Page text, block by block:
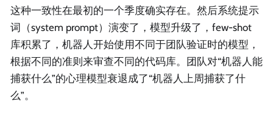
这种一致性在最初的一个季度确实存在。然后系统提示
词（system prompt）演变了，模型升级了，few-shot
库积累了，机器人开始使用不同于团队验证时的模型，
根据不同的准则来审查不同的代码库。团队对“机器人能
捕获什么”的心理模型衰退成了“机器人上周捕获了什
么”。